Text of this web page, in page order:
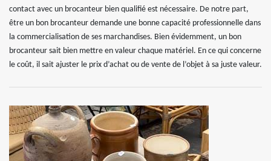
contact avec un brocanteur bien qualifié est nécessaire. De notre part,
être un bon brocanteur demande une bonne capacité professionnelle dans
la commercialisation de ses marchandises. Bien évidemment, un bon
brocanteur sait bien mettre en valeur chaque matériel. En ce qui concerne
le coût, il sait ajuster le prix d’achat ou de vente de l’objet à sa juste valeur.